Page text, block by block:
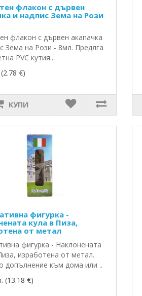
флакон с дървен
и надпис Зема на Рози
флакон с дървен акапачка
Зема на Рози - 8мл. Предлга
PVC кутия...
€)
КУПИ
фигурка -
кула в Пиза,
от метал
фигурка - Наклонената
изработена от метал.
допълнение към дома или ..
(13.18 €)